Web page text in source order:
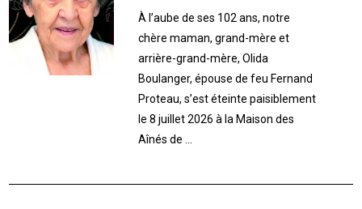
À l’aube de ses 102 ans, notre
chère maman, grand-mère et
arrière-grand-mère, Olida
Boulanger, épouse de feu Fernand
Proteau, s’est éteinte paisiblement
le 8 juillet 2026 à la Maison des
Aînés de ...